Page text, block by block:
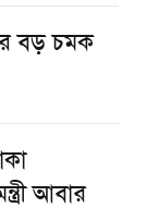
বড় চমক
আবার